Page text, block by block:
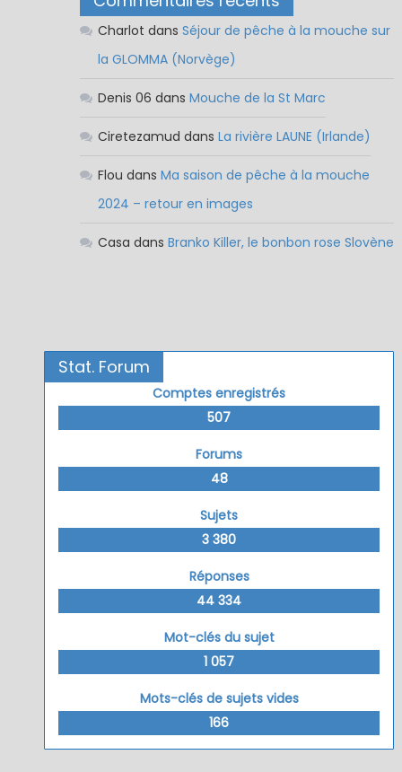
Charlot dans Séjour de pêche à la mouche sur
la GLOMMA (Norvège)
Denis 06 dans Mouche de la St Marc
Ciretezamud dans La rivière LAUNE (Irlande)
Flou dans Ma saison de pêche à la mouche
2024 – retour en images
Casa dans Branko Killer, le bonbon rose Slovène
Stat. Forum
Comptes enregistrés
507
Forums
48
Sujets
3 380
Réponses
44 334
Mot-clés du sujet
1 057
Mots-clés de sujets vides
166